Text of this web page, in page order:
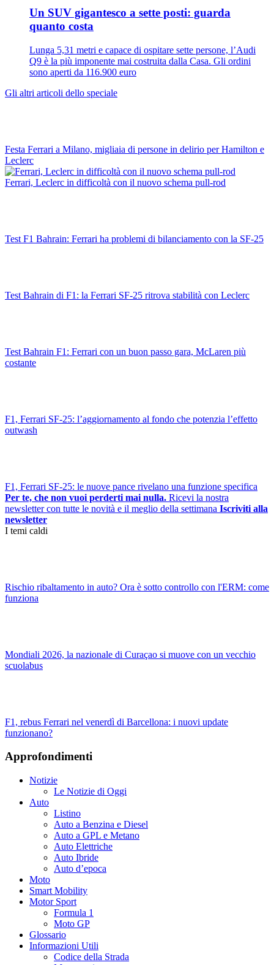
Un SUV gigantesco a sette posti: guarda
quanto costa
Lunga 5,31 metri e capace di ospitare sette persone, l’Audi
Q9 è la più imponente mai costruita dalla Casa. Gli ordini
sono aperti da 116.900 euro
Gli altri articoli dello speciale
Festa Ferrari a Milano, migliaia di persone in delirio per Hamilton e
Leclerc
Ferrari, Leclerc in difficoltà con il nuovo schema pull-rod
Test F1 Bahrain: Ferrari ha problemi di bilanciamento con la SF-25
Test Bahrain di F1: la Ferrari SF-25 ritrova stabilità con Leclerc
Test Bahrain F1: Ferrari con un buon passo gara, McLaren più
costante
F1, Ferrari SF-25: l’aggiornamento al fondo che potenzia l’effetto
outwash
F1, Ferrari SF-25: le nuove pance rivelano una funzione specifica
Per te, che non vuoi perderti mai nulla. Ricevi la nostra
newsletter con tutte le novità e il meglio della settimana Iscriviti alla
newsletter
I temi caldi
Rischio ribaltamento in auto? Ora è sotto controllo con l'ERM: come
funziona
Mondiali 2026, la nazionale di Curaçao si muove con un vecchio
scuolabus
F1, rebus Ferrari nel venerdì di Barcellona: i nuovi update
funzionano?
Approfondimenti
Notizie
Le Notizie di Oggi
Auto
Listino
Auto a Benzina e Diesel
Auto a GPL e Metano
Auto Elettriche
Auto Ibride
Auto d’epoca
Moto
Smart Mobility
Motor Sport
Formula 1
Moto GP
Glossario
Informazioni Utili
Codice della Strada